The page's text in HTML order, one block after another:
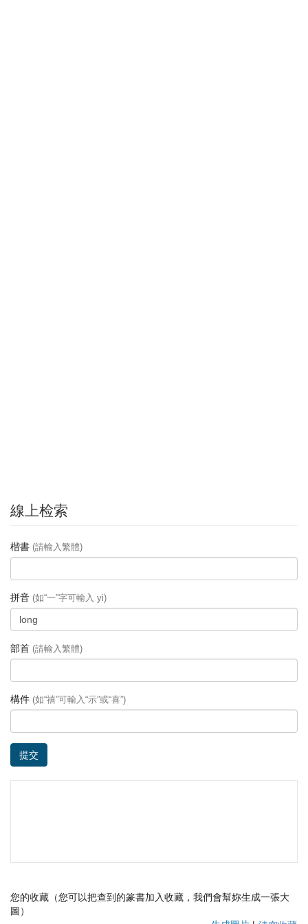
線上检索
楷書 (請輸入繁體)
拼音 (如“一”字可輸入 yi)
部首 (請輸入繁體)
構件 (如“禧”可輸入“示”或“喜”)
提交
您的收藏（您可以把查到的篆書加入收藏，我們會幫妳生成一張大
圖）